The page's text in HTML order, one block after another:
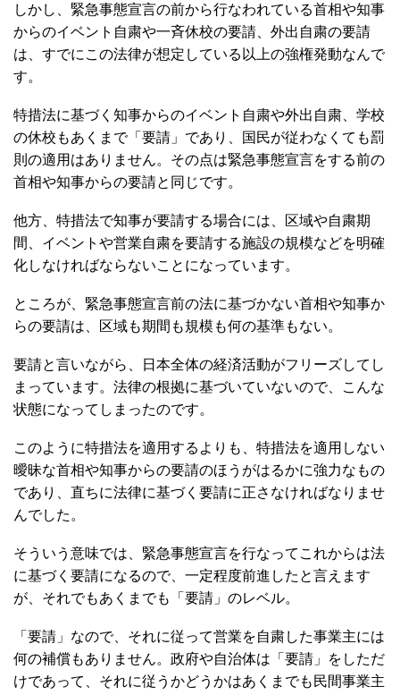
しかし、緊急事態宣言の前から行なわれている首相や知事
からのイベント自粛や一斉休校の要請、外出自粛の要請
は、すでにこの法律が想定している以上の強権発動なんで
す。
特措法に基づく知事からのイベント自粛や外出自粛、学校
の休校もあくまで「要請」であり、国民が従わなくても罰
則の適用はありません。その点は緊急事態宣言をする前の
首相や知事からの要請と同じです。
他方、特措法で知事が要請する場合には、区域や自粛期
間、イベントや営業自粛を要請する施設の規模などを明確
化しなければならないことになっています。
ところが、緊急事態宣言前の法に基づかない首相や知事か
らの要請は、区域も期間も規模も何の基準もない。
要請と言いながら、日本全体の経済活動がフリーズしてし
まっています。法律の根拠に基づいていないので、こんな
状態になってしまったのです。
このように特措法を適用するよりも、特措法を適用しない
曖昧な首相や知事からの要請のほうがはるかに強力なもの
であり、直ちに法律に基づく要請に正さなければなりませ
んでした。
そういう意味では、緊急事態宣言を行なってこれからは法
に基づく要請になるので、一定程度前進したと言えます
が、それでもあくまでも「要請」のレベル。
「要請」なので、それに従って営業を自粛した事業主には
何の補償もありません。政府や自治体は「要請」をしただ
けであって、それに従うかどうかはあくまでも民間事業主